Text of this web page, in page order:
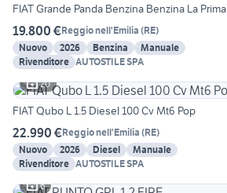
FIAT Grande Panda Benzina Benzina La Prima
19.800 €Reggio nell'Emilia (RE)
Nuovo
2026 Benzina
Manuale
Rivenditore AUTOSTILE SPA
20
FIAT Qubo L 1.5 Diesel 100 Cv Mt6 Pop
22.990 €Reggio nell'Emilia (RE)
Nuovo
2026 Diesel
Manuale
Rivenditore AUTOSTILE SPA
6